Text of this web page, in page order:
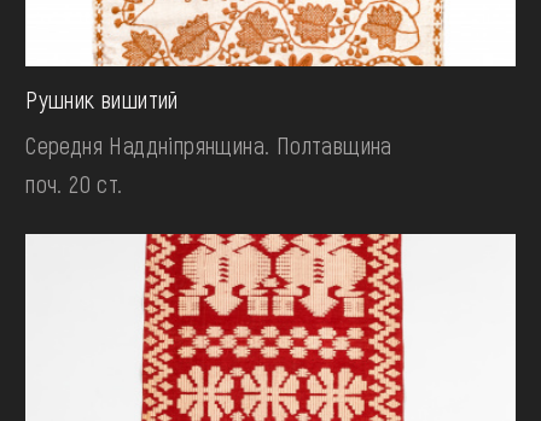
Рушник вишитий
Середня Наддніпрянщина. Полтавщина
поч. 20 ст.